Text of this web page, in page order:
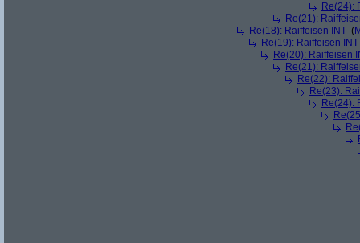
Re(24):
Re(21):
Re(18): Raiffeisen INT (
Re(19): Raiffeisen INT
Re(20): Raiffeisen
Re(21):
Re(22):
Re(23):
Re(24):